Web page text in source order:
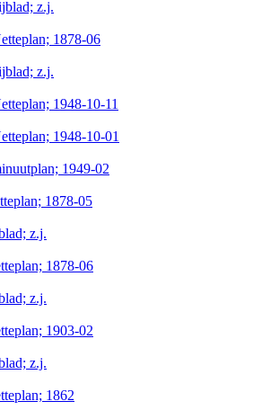
z.j.
1878-06
z.j.
1948-10-11
1948-10-01
1949-02
1878-05
z.j.
1878-06
z.j.
1903-02
z.j.
1862